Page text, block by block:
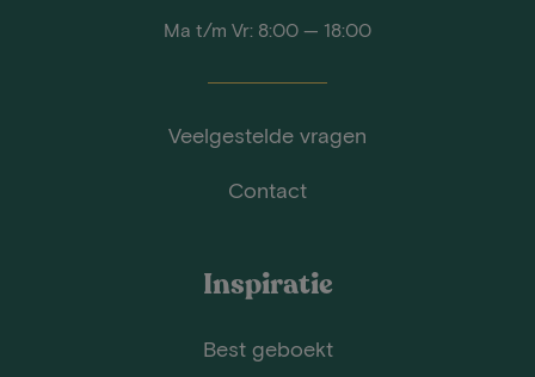
Ma t/m Vr: 8:00 — 18:00
Veelgestelde vragen
Contact
Inspiratie
Best geboekt